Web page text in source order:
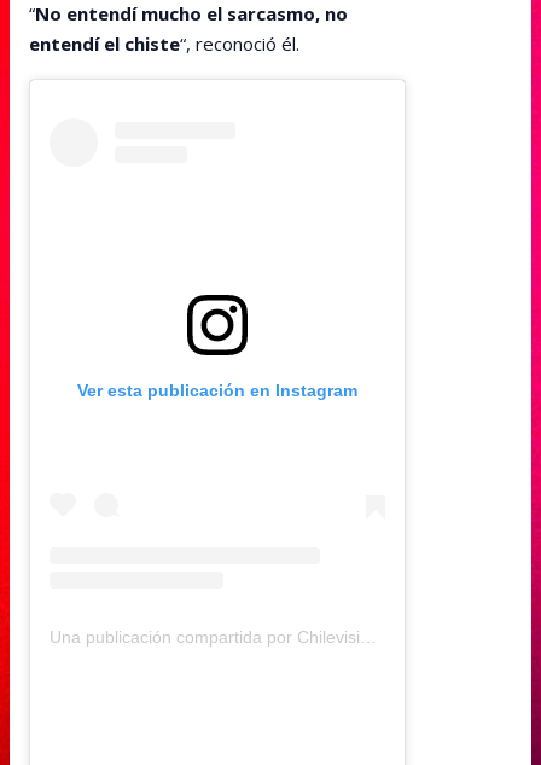
“No entendí mucho el sarcasmo, no
entendí el chiste“, reconoció él.
Ver esta publicación en Instagram